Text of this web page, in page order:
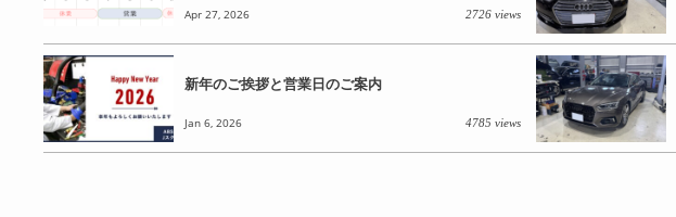
Apr 27, 2026 2726 views
新年のご挨拶と営業日のご案内
Jan 6, 2026 4785 views